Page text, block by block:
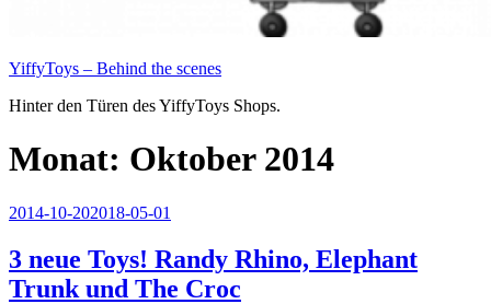
YiffyToys – Behind the scenes
Hinter den Türen des YiffyToys Shops.
Monat: Oktober 2014
Veröffentlicht
2014-10-202018-05-01
3 neue Toys! Randy Rhino, Elephant
Trunk und The Croc